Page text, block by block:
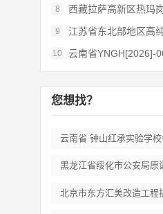
8 西藏拉萨高新区热玛岗街
9 江苏省东北部地区高纯石
10 云南省YNGH[2026]-
您想找？